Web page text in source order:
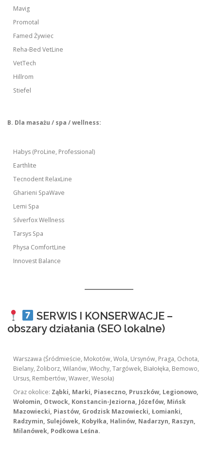
Mavig
Promotal
Famed Żywiec
Reha-Bed VetLine
VetTech
Hillrom
Stiefel
B. Dla masażu / spa / wellness:
Habys (ProLine, Professional)
Earthlite
Tecnodent RelaxLine
Gharieni SpaWave
Lemi Spa
Silverfox Wellness
Tarsys Spa
Physa ComfortLine
Innovest Balance
SERWIS I KONSERWACJE –
obszary działania (SEO lokalne)
Warszawa (Śródmieście, Mokotów, Wola, Ursynów, Praga, Ochota,
Bielany, Żoliborz, Wilanów, Włochy, Targówek, Białołęka, Bemowo,
Ursus, Rembertów, Wawer, Wesoła)
Oraz okolice: Ząbki, Marki, Piaseczno, Pruszków, Legionowo,
Wołomin, Otwock, Konstancin-Jeziorna, Józefów, Mińsk
Mazowiecki, Piastów, Grodzisk Mazowiecki, Łomianki,
Radzymin, Sulejówek, Kobyłka, Halinów, Nadarzyn, Raszyn,
Milanówek, Podkowa Leśna.